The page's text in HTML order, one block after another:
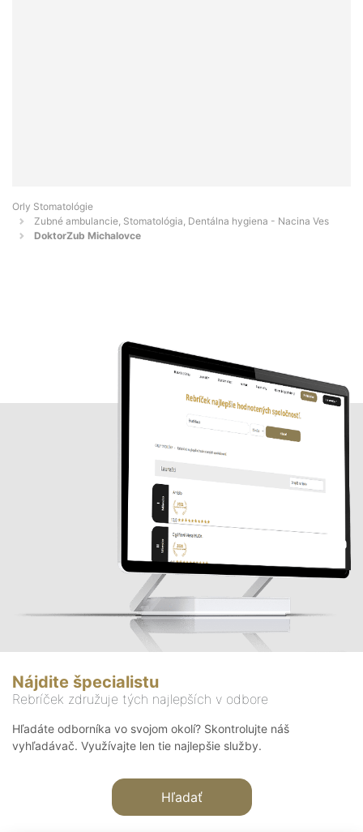
Orly Stomatológie
Zubné ambulancie, Stomatológia, Dentálna hygiena - Nacina Ves
DoktorZub Michalovce
Nájdite špecialistu
Rebríček združuje tých najlepších v odbore
Hľadáte odborníka vo svojom okolí? Skontrolujte náš
vyhľadávač. Využívajte len tie najlepšie služby.
Hľadať